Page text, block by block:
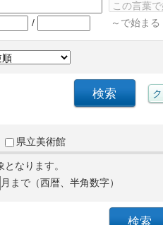
/ ～で始まる
県立美術館
なります。
月まで（西暦、半角数字）